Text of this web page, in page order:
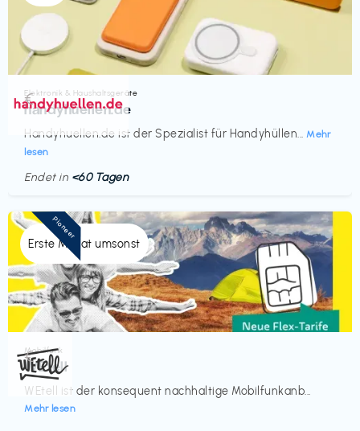
Elektronik & Haushaltsgeräte
handyhuellen.de
Handyhuellen.de ist der Spezialist für Handyhüllen... Mehr
lesen
€‎
Endet in <60 Tagen
Erste Monat umsonst
Mobilfunk
WEtell
WEtell ist der konsequent nachhaltige Mobilfunkanb...
Mehr lesen
€‎
Pioneer